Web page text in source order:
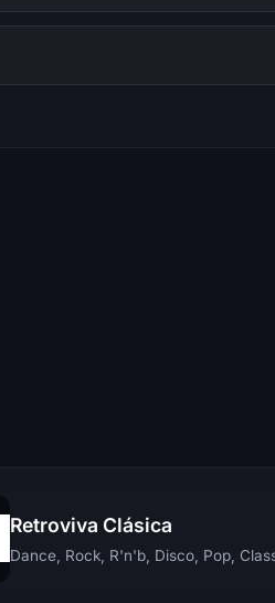
Retroviva Clásica
Dance, Rock, R'n'b, Disco, Pop,